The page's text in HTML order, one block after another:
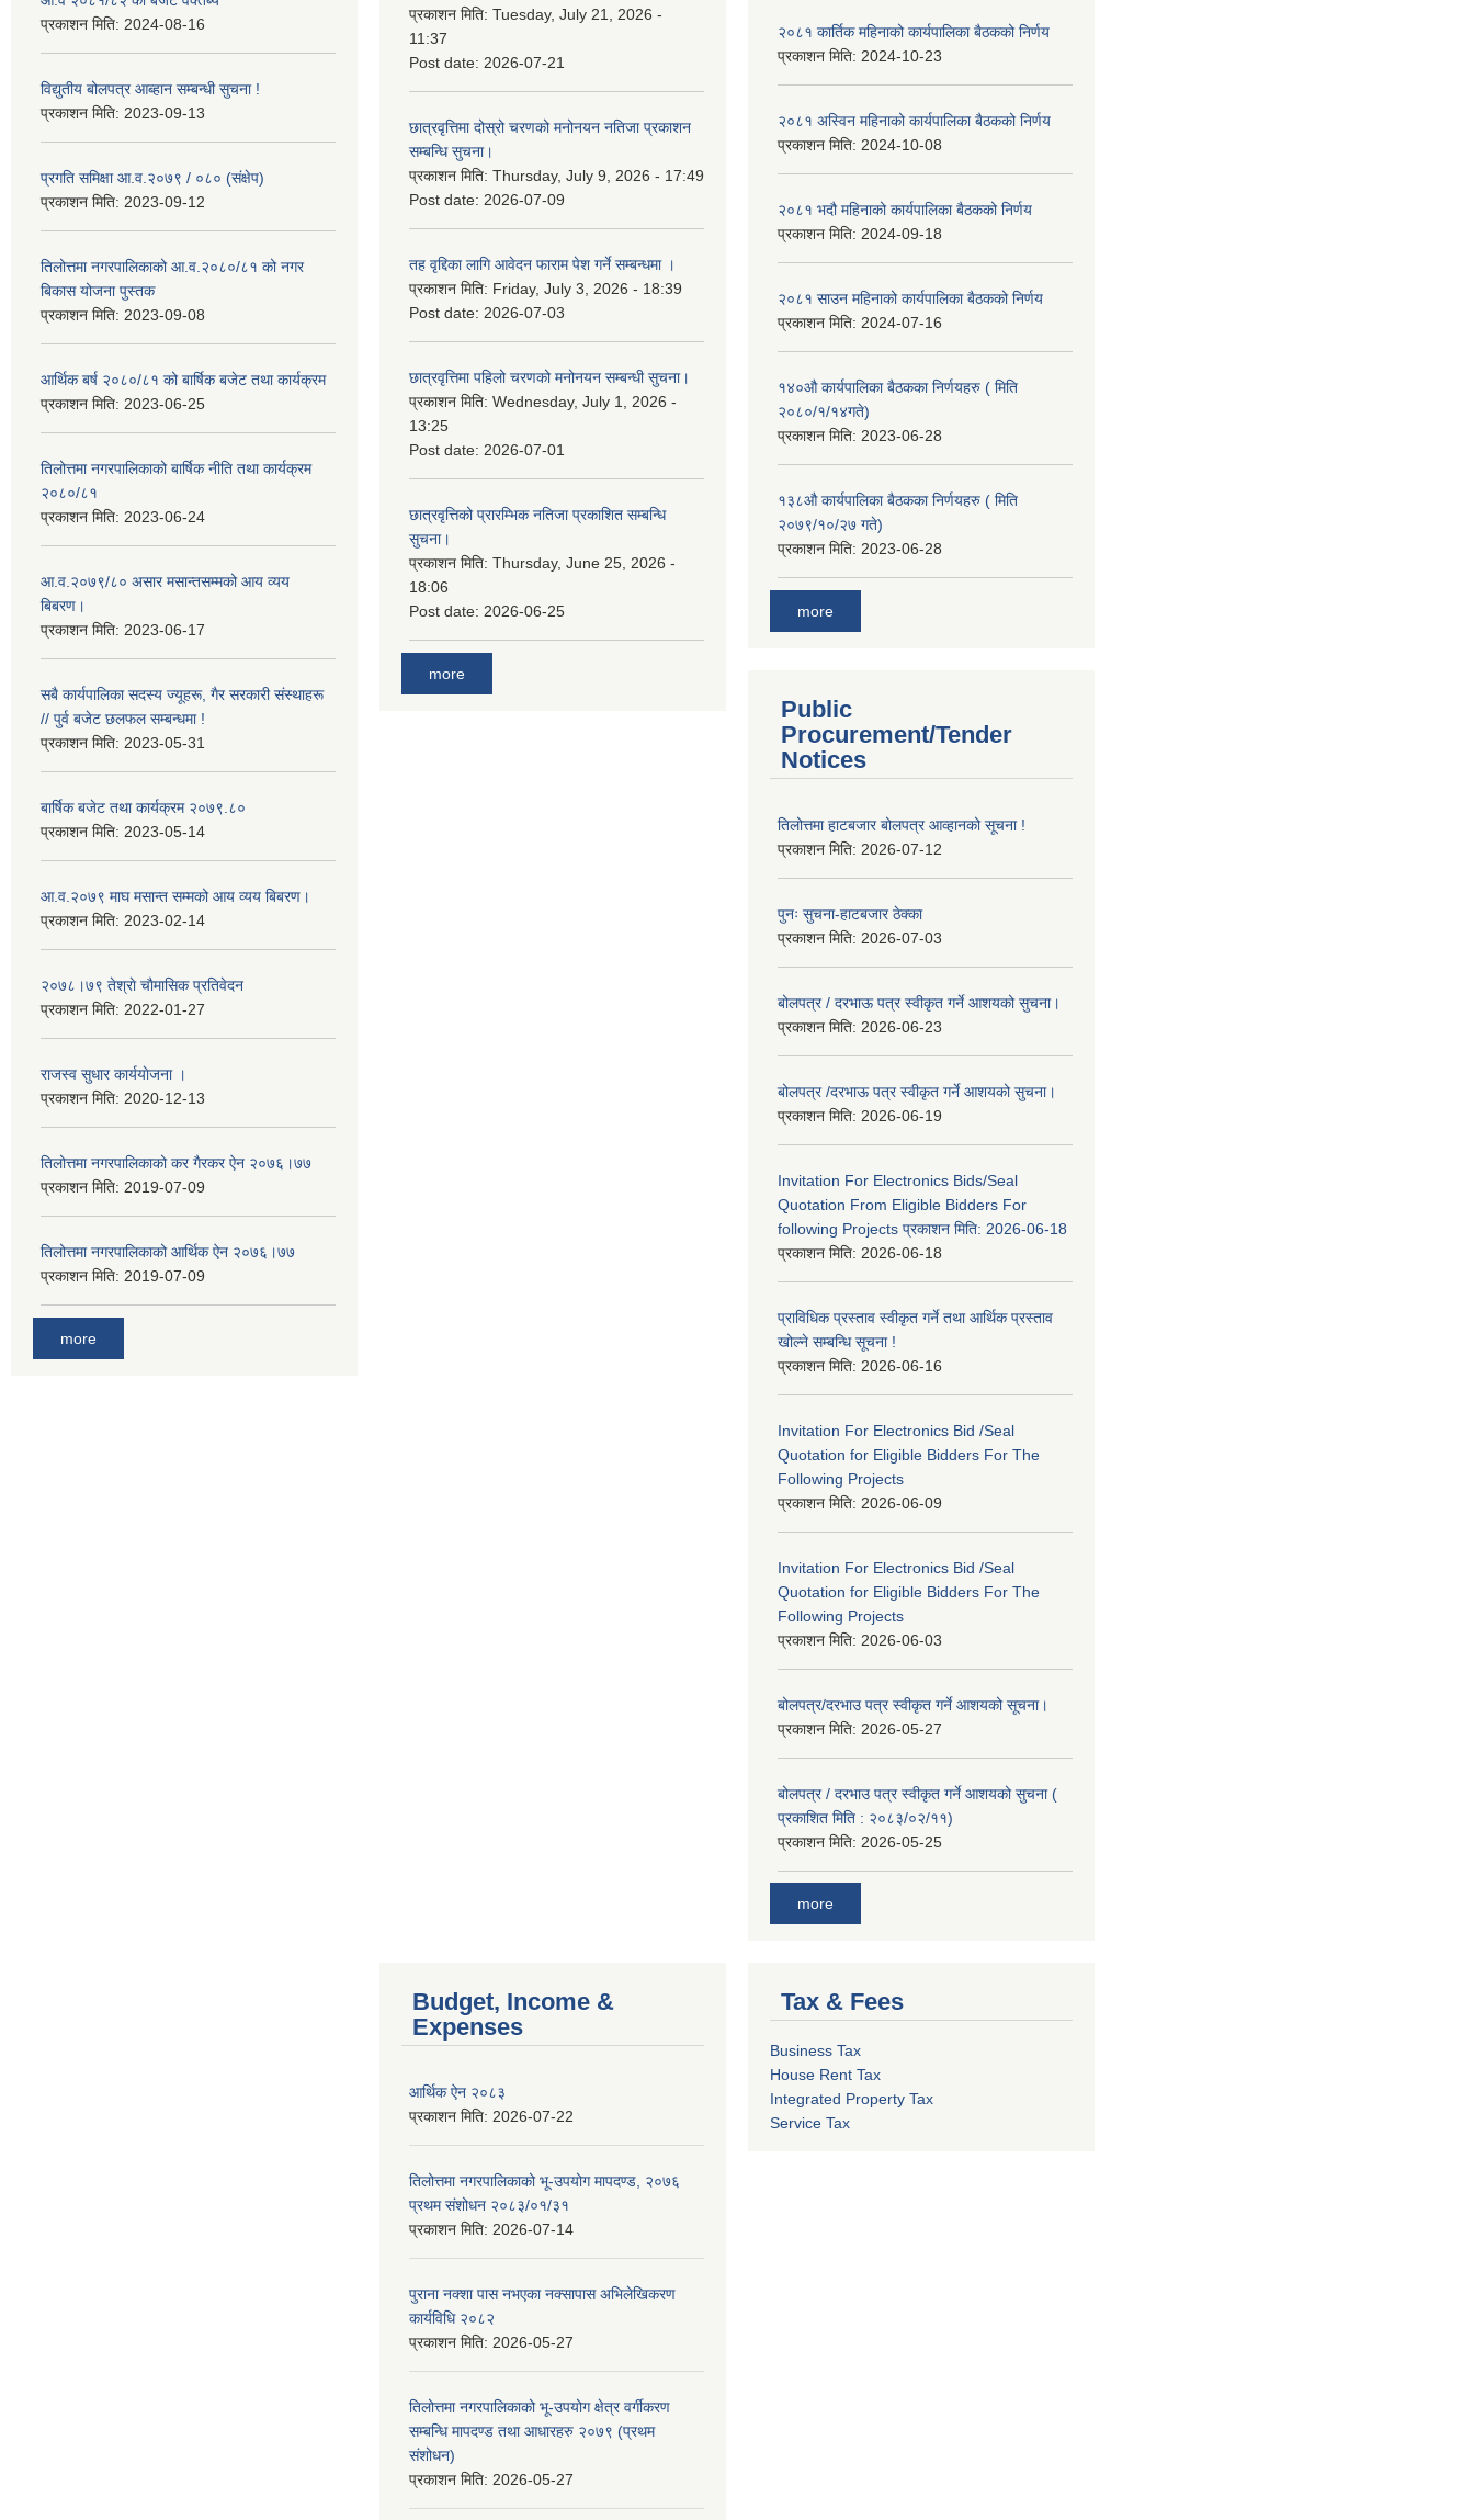
प्रकाशन मिति: 2024-08-16
विद्युतीय बोलपत्र आब्हान सम्बन्धी सुचना !
प्रकाशन मिति: 2023-09-13
प्रगति समिक्षा आ.व.२०७९ / ०८० (संक्षेप)
प्रकाशन मिति: 2023-09-12
तिलोत्तमा नगरपालिकाको आ.व.२०८०/८१ को नगर
बिकास योजना पुस्तक
प्रकाशन मिति: 2023-09-08
आर्थिक बर्ष २०८०/८१ को बार्षिक बजेट तथा कार्यक्रम
प्रकाशन मिति: 2023-06-25
तिलोत्तमा नगरपालिकाको बार्षिक नीति तथा कार्यक्रम
२०८०/८१
प्रकाशन मिति: 2023-06-24
आ.व.२०७९/८० असार मसान्तसम्मको आय व्यय
बिबरण।
प्रकाशन मिति: 2023-06-17
सबै कार्यपालिका सदस्य ज्यूहरू, गैर सरकारी संस्थाहरू
// पुर्व बजेट छलफल सम्बन्धमा !
प्रकाशन मिति: 2023-05-31
बार्षिक बजेट तथा कार्यक्रम २०७९.८०
प्रकाशन मिति: 2023-05-14
आ.व.२०७९ माघ मसान्त सम्मको आय व्यय बिबरण।
प्रकाशन मिति: 2023-02-14
२०७८।७९ तेश्राे चाैमासिक प्रतिवेदन
प्रकाशन मिति: 2022-01-27
राजस्व सुधार कार्ययाेजना ।
प्रकाशन मिति: 2020-12-13
तिलोत्तमा नगरपालिकाको कर गैरकर ऐन २०७६।७७
प्रकाशन मिति: 2019-07-09
तिलोत्तमा नगरपालिकाको आर्थिक ऐन २०७६।७७
प्रकाशन मिति: 2019-07-09
more
प्रकाशन मिति: Tuesday, July 21, 2026 -
11:37
Post date: 2026-07-21
छात्रवृत्तिमा दोस्रो चरणको मनोनयन नतिजा प्रकाशन
सम्बन्धि सुचना।
प्रकाशन मिति: Thursday, July 9, 2026 - 17:49
Post date: 2026-07-09
तह वृद्दिका लागि आवेदन फाराम पेश गर्ने सम्बन्धमा ।
प्रकाशन मिति: Friday, July 3, 2026 - 18:39
Post date: 2026-07-03
छात्रवृत्तिमा पहिलो चरणको मनोनयन सम्बन्धी सुचना।
प्रकाशन मिति: Wednesday, July 1, 2026 -
13:25
Post date: 2026-07-01
छात्रवृत्तिको प्रारम्भिक नतिजा प्रकाशित सम्बन्धि
सुचना।
प्रकाशन मिति: Thursday, June 25, 2026 -
18:06
Post date: 2026-06-25
more
२०८१ कार्तिक महिनाको कार्यपालिका बैठकको निर्णय
प्रकाशन मिति: 2024-10-23
२०८१ अस्विन महिनाको कार्यपालिका बैठकको निर्णय
प्रकाशन मिति: 2024-10-08
२०८१ भदौ महिनाको कार्यपालिका बैठकको निर्णय
प्रकाशन मिति: 2024-09-18
२०८१ साउन महिनाको कार्यपालिका बैठकको निर्णय
प्रकाशन मिति: 2024-07-16
१४०औ कार्यपालिका बैठकका निर्णयहरु ( मिति
२०८०/१/१४गते)
प्रकाशन मिति: 2023-06-28
१३८औ कार्यपालिका बैठकका निर्णयहरु ( मिति
२०७९/१०/२७ गते)
प्रकाशन मिति: 2023-06-28
more
Public
Procurement/Tender
Notices
तिलोत्तमा हाटबजार बोलपत्र आव्हानको सूचना !
प्रकाशन मिति: 2026-07-12
पुनः सुचना-हाटबजार ठेक्का
प्रकाशन मिति: 2026-07-03
बोलपत्र / दरभाऊ पत्र स्वीकृत गर्ने आशयको सुचना।
प्रकाशन मिति: 2026-06-23
बोलपत्र /दरभाऊ पत्र स्वीकृत गर्ने आशयको सुचना।
प्रकाशन मिति: 2026-06-19
Invitation For Electronics Bids/Seal
Quotation From Eligible Bidders For
following Projects प्रकाशन मिति: 2026-06-18
प्रकाशन मिति: 2026-06-18
प्राविधिक प्रस्ताव स्वीकृत गर्ने तथा आर्थिक प्रस्ताव
खोल्ने सम्बन्धि सूचना !
प्रकाशन मिति: 2026-06-16
Invitation For Electronics Bid /Seal
Quotation for Eligible Bidders For The
Following Projects
प्रकाशन मिति: 2026-06-09
Invitation For Electronics Bid /Seal
Quotation for Eligible Bidders For The
Following Projects
प्रकाशन मिति: 2026-06-03
बोलपत्र/दरभाउ पत्र स्वीकृत गर्ने आशयको सूचना।
प्रकाशन मिति: 2026-05-27
बोलपत्र / दरभाउ पत्र स्वीकृत गर्ने आशयको सुचना (
प्रकाशित मिति : २०८३/०२/११)
प्रकाशन मिति: 2026-05-25
more
Budget, Income &
Expenses
आर्थिक ऐन २०८३
प्रकाशन मिति: 2026-07-22
तिलोत्तमा नगरपालिकाको भू-उपयोग मापदण्ड, २०७६
प्रथम संशोधन २०८३/०१/३१
प्रकाशन मिति: 2026-07-14
पुराना नक्शा पास नभएका नक्सापास अभिलेखिकरण
कार्यविधि २०८२
प्रकाशन मिति: 2026-05-27
तिलोत्तमा नगरपालिकाको भू-उपयोग क्षेत्र वर्गीकरण
सम्बन्धि मापदण्ड तथा आधारहरु २०७९ (प्रथम
संशोधन)
प्रकाशन मिति: 2026-05-27
Tax & Fees
Business Tax
House Rent Tax
Integrated Property Tax
Service Tax